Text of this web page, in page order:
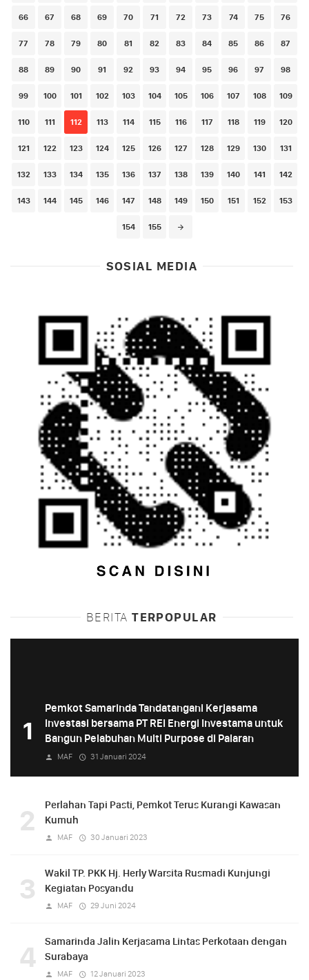
66 67 68 69 70 71 72 73 74 75 76
77 78 79 80 81 82 83 84 85 86 87
88 89 90 91 92 93 94 95 96 97 98
99 100 101 102 103 104 105 106 107 108 109
110 111 112 113 114 115 116 117 118 119 120
121 122 123 124 125 126 127 128 129 130 131
132 133 134 135 136 137 138 139 140 141 142
143 144 145 146 147 148 149 150 151 152 153
154 155
SOSIAL MEDIA
BERITA TERPOPULAR
1
Pemkot Samarinda Tandatangani Kerjasama
Investasi bersama PT REI Energi Investama untuk
Bangun Pelabuhan Multi Purpose di Palaran
MAF 31 Januari 2024
2
Perlahan Tapi Pasti, Pemkot Terus Kurangi Kawasan
Kumuh
MAF 30 Januari 2023
3
Wakil TP. PKK Hj. Herly Warsita Rusmadi Kunjungi
Kegiatan Posyandu
MAF 29 Juni 2024
4
Samarinda Jalin Kerjasama Lintas Perkotaan dengan
Surabaya
MAF 12 Januari 2023